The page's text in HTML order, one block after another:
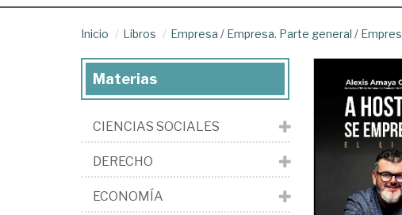
Inicio Libros Empresa / Empresa. Parte general /
Materias
CIENCIAS SOCIALES
DERECHO
ECONOMÍA